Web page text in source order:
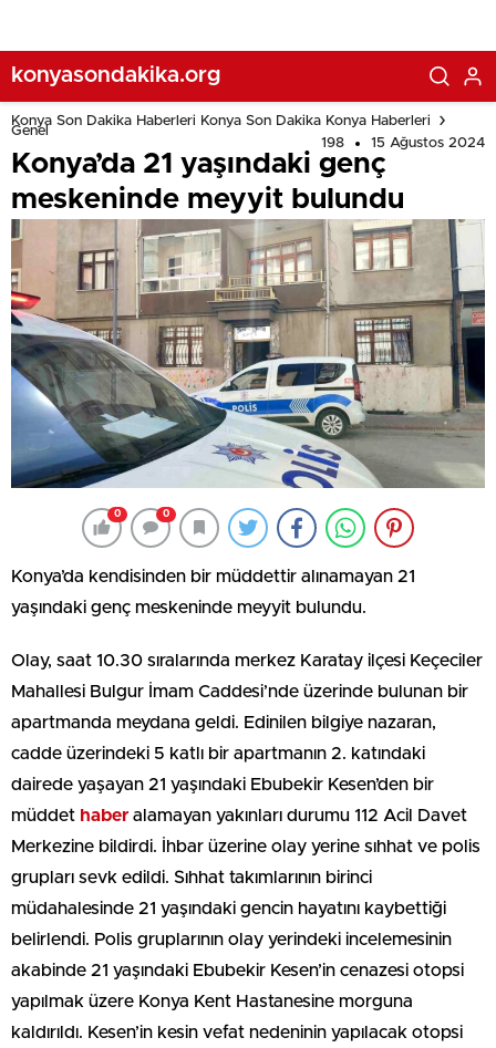
konyasondakika.org
Konya Son Dakika Haberleri Konya Son Dakika Konya Haberleri
Genel
198
15 Ağustos 2024
Konya’da 21 yaşındaki genç
meskeninde meyyit bulundu
0 0
Konya’da kendisinden bir müddettir alınamayan 21
yaşındaki genç meskeninde meyyit bulundu.
Olay, saat 10.30 sıralarında merkez Karatay ilçesi Keçeciler
Mahallesi Bulgur İmam Caddesi’nde üzerinde bulunan bir
apartmanda meydana geldi. Edinilen bilgiye nazaran,
cadde üzerindeki 5 katlı bir apartmanın 2. katındaki
dairede yaşayan 21 yaşındaki Ebubekir Kesen’den bir
müddet haber alamayan yakınları durumu 112 Acil Davet
Merkezine bildirdi. İhbar üzerine olay yerine sıhhat ve polis
grupları sevk edildi. Sıhhat takımlarının birinci
müdahalesinde 21 yaşındaki gencin hayatını kaybettiği
belirlendi. Polis gruplarının olay yerindeki incelemesinin
akabinde 21 yaşındaki Ebubekir Kesen’in cenazesi otopsi
yapılmak üzere Konya Kent Hastanesine morguna
kaldırıldı. Kesen’in kesin vefat nedeninin yapılacak otopsi